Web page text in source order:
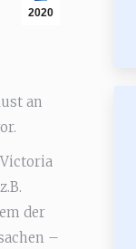
2020
an
der
–